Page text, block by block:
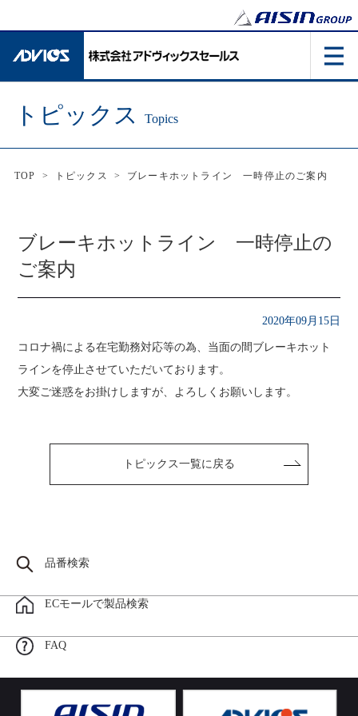
トピックス Topics
TOP > トピックス > ブレーキホットライン 一時停止のご案内
ブレーキホットライン 一時停止の
ご案内
2020年09月15日
コロナ禍による在宅勤務対応等の為、当面の間ブレーキホット
ラインを停止させていただいております。
大変ご迷惑をお掛けしますが、よろしくお願いします。
トピックス一覧に戻る
品番検索
ECモールで製品検索
FAQ